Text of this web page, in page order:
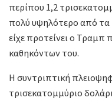
περίπου 1,2
πολύ υψηλότερο από τα
είχε προτείνει ο Τραμπ
καθηκόντων του.
Η συντριπτική
τρισεκατομμύριο